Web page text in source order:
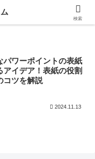
パワーポイントの表紙
アイデア！表紙の役割
コツを解説
2024.11.13
検索